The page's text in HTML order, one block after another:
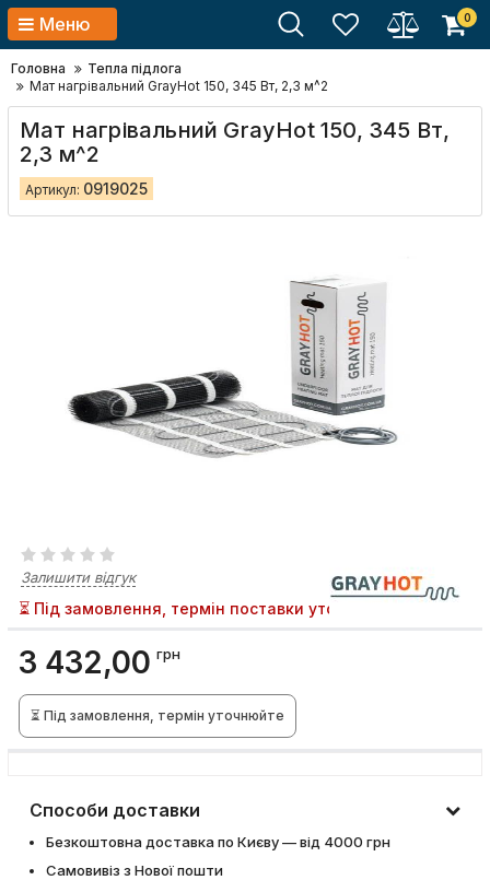
Меню 0
Головна
Тепла підлога
Мат нагрівальний GrayHot 150, 345 Вт, 2,3 м^2
Мат нагрівальний GrayHot 150, 345 Вт,
2,3 м^2
Артикул: 0919025
Залишити відгук
⏳ Під замовлення, термін поставки уточнюйте
3 432,00 грн
⏳ Під замовлення, термін уточнюйте
Способи доставки
Безкоштовна доставка по Києву — від 4000 грн
Самовивіз з Нової пошти